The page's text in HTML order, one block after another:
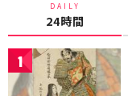
DAILY
24時間
1